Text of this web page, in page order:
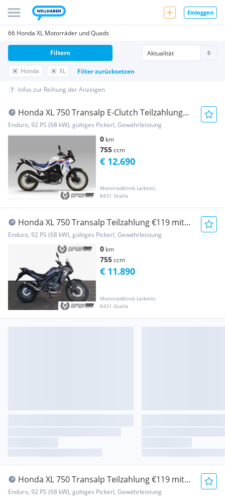
Einloggen
66 Honda XL Motorräder und Quads
Honda XL Filter zurücksetzen
Filtern
Infos zur Reihung der Anzeigen
Honda XL 750 Transalp E-Clutch Teilzahlung
€129 mit Ga...
Enduro, 92 PS (68 kW), gültiges Pickerl, Gewährleistung
0 km
755ccm
Motorradklinik Leibnitz
8431 Gralla
€ 12.690
Honda XL 750 Transalp Teilzahlung €119 mit
Garantie, l...
Enduro, 92 PS (68 kW), gültiges Pickerl, Gewährleistung
0 km
755ccm
Motorradklinik Leibnitz
8431 Gralla
€ 11.890
Honda XL 750 Transalp Teilzahlung €119 mit
Garantie, l...
Enduro, 92 PS (68 kW), gültiges Pickerl, Gewährleistung